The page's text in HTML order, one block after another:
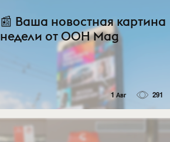
📰 Ваша новостная картина
недели от OOH Mag
1 Авг 291